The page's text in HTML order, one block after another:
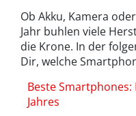
Ob Akku, Kamera
Jahr buhlen viele
die Krone. In der
Dir, welche
Beste Smartphones:
Jahres